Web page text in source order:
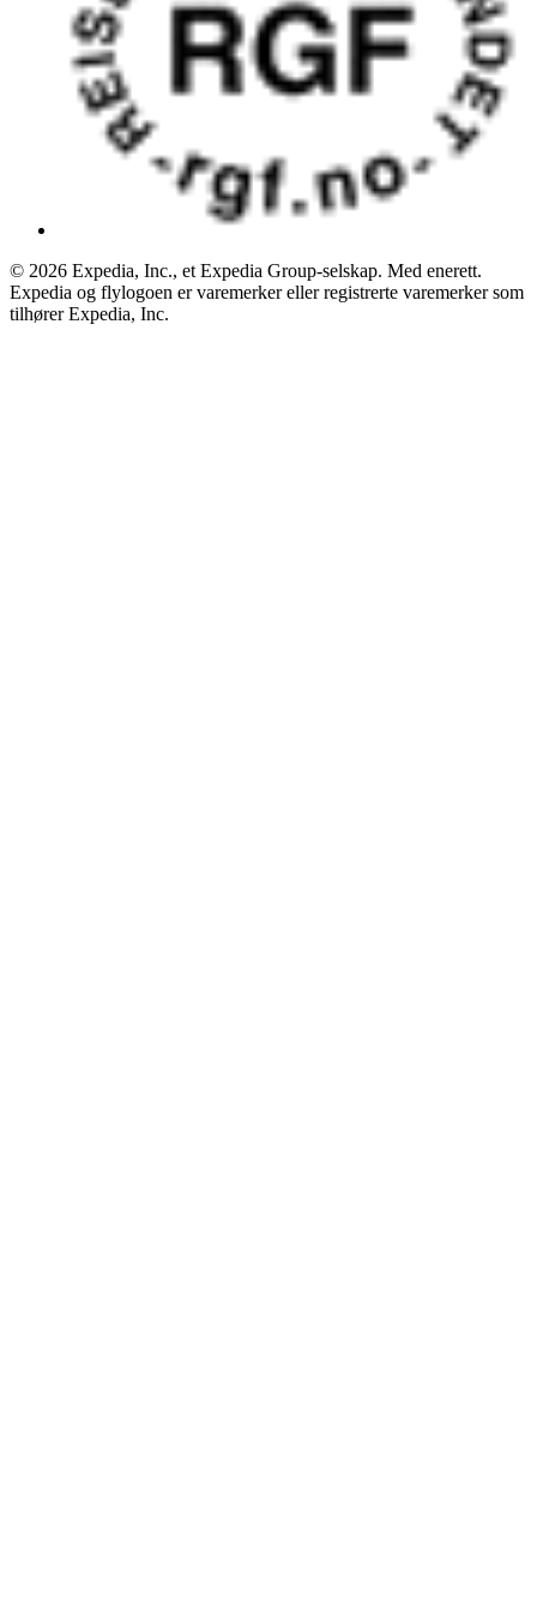
© 2026 Expedia, Inc., et Expedia Group-selskap. Med enerett.
Expedia og flylogoen er varemerker eller registrerte varemerker som
tilhører Expedia, Inc.